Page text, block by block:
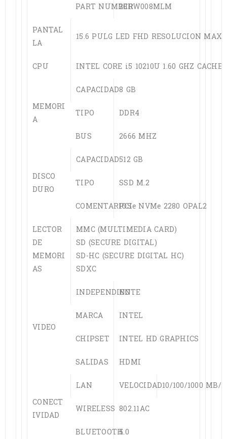
PART NUMBER20RW008MLM
PANTAL
LA
15.6 PULG LED FHD RESOLUCION
CPU INTEL CORE i5 10210U 1.60 GHZ
MEMORI
A
CAPACIDAD8 GB
TIPO
DDR4
BUS
2666 MHZ
DISCO
DURO
CAPACIDAD512 GB
TIPO
SSD M.2
COMENTARIOSPCIe NVMe 2280 OPAL2
LECTOR
DE
MEMORI
AS
MMC (MULTIMEDIA CARD)
SD (SECURE DIGITAL)
SD-HC (SECURE DIGITAL HC)
SDXC
VIDEO
INDEPENDIENTE
NO
MARCA
INTEL
CHIPSET
INTEL HD GRAPHICS
SALIDAS
HDMI
CONECT
IVIDAD
LAN VELOCIDAD10/100/1000 MB/S
WIRELESS 802.11AC
BLUETOOTH5.0